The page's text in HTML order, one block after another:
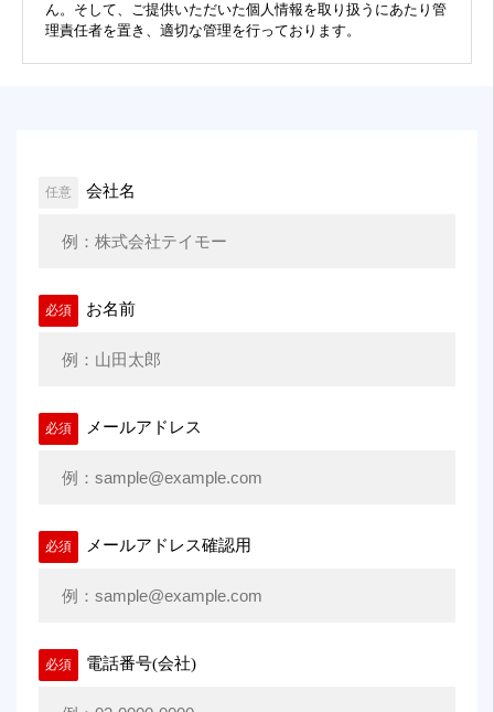
ん。そして、ご提供いただいた個人情報を取り扱うにあたり管
理責任者を置き、適切な管理を行っております。
任意 会社名
必須 お名前
必須 メールアドレス
必須 メールアドレス確認用
必須 電話番号(会社)